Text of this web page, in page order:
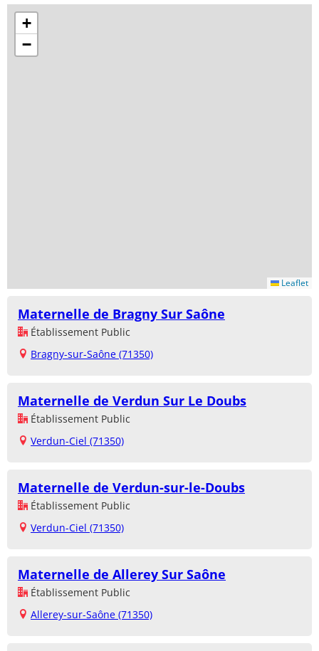
+
−
Leaflet
Maternelle de Bragny Sur Saône
Établissement Public
Bragny-sur-Saône (71350)
Maternelle de Verdun Sur Le Doubs
Établissement Public
Verdun-Ciel (71350)
Maternelle de Verdun-sur-le-Doubs
Établissement Public
Verdun-Ciel (71350)
Maternelle de Allerey Sur Saône
Établissement Public
Allerey-sur-Saône (71350)